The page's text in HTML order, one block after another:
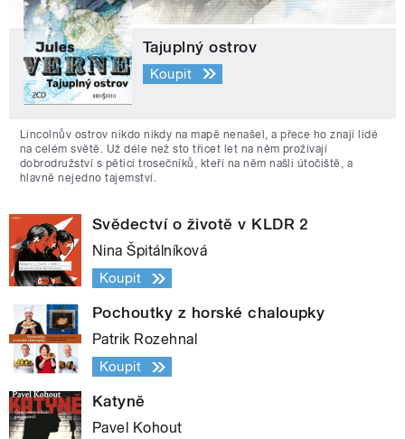
Tajuplný ostrov
Koupit
Lincolnův ostrov nikdo nikdy na mapě nenašel, a přece ho znají lidé
na celém světě. Už déle než sto třicet let na něm prožívají
dobrodružství s pěticí trosečníků, kteří na něm našli útočiště, a
hlavně nejedno tajemství.
Svědectví o životě v KLDR 2
Nina Špitálníková
Koupit
Pochoutky z horské chaloupky
Patrik Rozehnal
Koupit
Katyně
Pavel Kohout